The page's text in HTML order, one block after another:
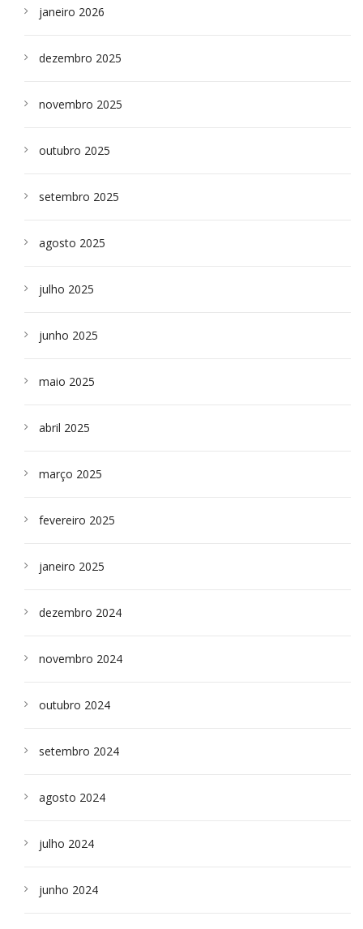
janeiro 2026
dezembro 2025
novembro 2025
outubro 2025
setembro 2025
agosto 2025
julho 2025
junho 2025
maio 2025
abril 2025
março 2025
fevereiro 2025
janeiro 2025
dezembro 2024
novembro 2024
outubro 2024
setembro 2024
agosto 2024
julho 2024
junho 2024